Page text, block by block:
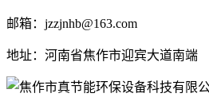
邮箱：jzzjnhb@163.com
地址：河南省焦作市迎宾大道南端